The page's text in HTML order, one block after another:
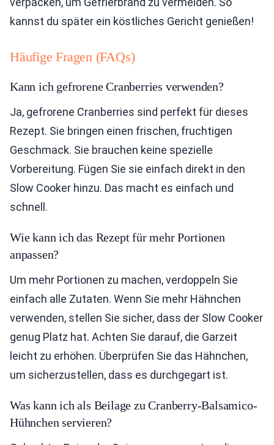
kannst du später ein köstliches Gericht genießen!
Häufige Fragen (FAQs)
Kann ich gefrorene Cranberries verwenden?
Ja, gefrorene Cranberries sind perfekt für dieses
Rezept. Sie bringen einen frischen, fruchtigen
Geschmack. Sie brauchen keine spezielle
Vorbereitung. Fügen Sie sie einfach direkt in den
Slow Cooker hinzu. Das macht es einfach und
schnell.
Wie kann ich das Rezept für mehr Portionen
anpassen?
Um mehr Portionen zu machen, verdoppeln Sie
einfach alle Zutaten. Wenn Sie mehr Hähnchen
verwenden, stellen Sie sicher, dass der Slow Cooker
genug Platz hat. Achten Sie darauf, die Garzeit
leicht zu erhöhen. Überprüfen Sie das Hähnchen,
um sicherzustellen, dass es durchgegart ist.
Was kann ich als Beilage zu Cranberry-Balsamico-
Hühnchen servieren?